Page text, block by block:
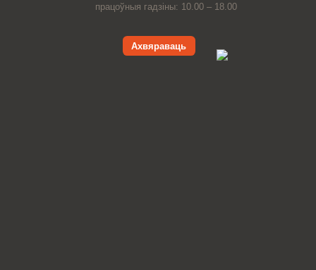
працоўныя гадзіны: 10.00 – 18.00
Ахвяраваць